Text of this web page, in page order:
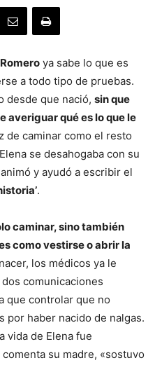
ya sabe lo que es
a todo tipo de pruebas.
desde que nació, sin que
averiguar qué es lo que le
de caminar como el resto
se desahogaba con su
y ayudó a escribir el
.
caminar, sino también
como vestirse o abrir la
los médicos ya le
comunicaciones
que controlar que no
por haber nacido de nalgas.
vida de Elena fue
su madre, «sostuvo